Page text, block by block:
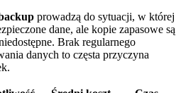
prowadzą do sytuacji, w której
dane, ale kopie zapasowe są
Brak regularnego
danych to częsta przyczyna